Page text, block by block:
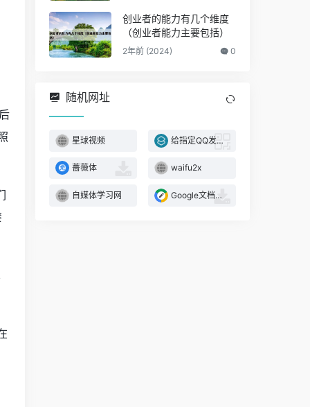
创业者的能力有几个维度
（创业者能力主要包括）
2年前 (2024) 0
随机网址
星球视频 给指定QQ发消息
薔薇体 waifu2x
自媒体学习网 Google文档、表格及幻灯片